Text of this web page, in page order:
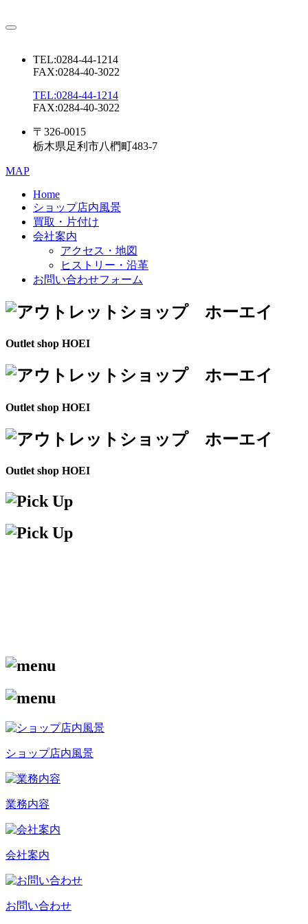
TEL:0284-44-1214
FAX:0284-40-3022
TEL:0284-44-1214
FAX:0284-40-3022
〒326-0015
栃木県足利市八椚町483-7
MAP
Home
ショップ店内風景
買取・片付け
会社案内
アクセス・地図
ヒストリー・沿革
お問い合わせフォーム
Outlet shop HOEI
Outlet shop HOEI
Outlet shop HOEI
ショップ店内風景
業務内容
会社案内
お問い合わせ